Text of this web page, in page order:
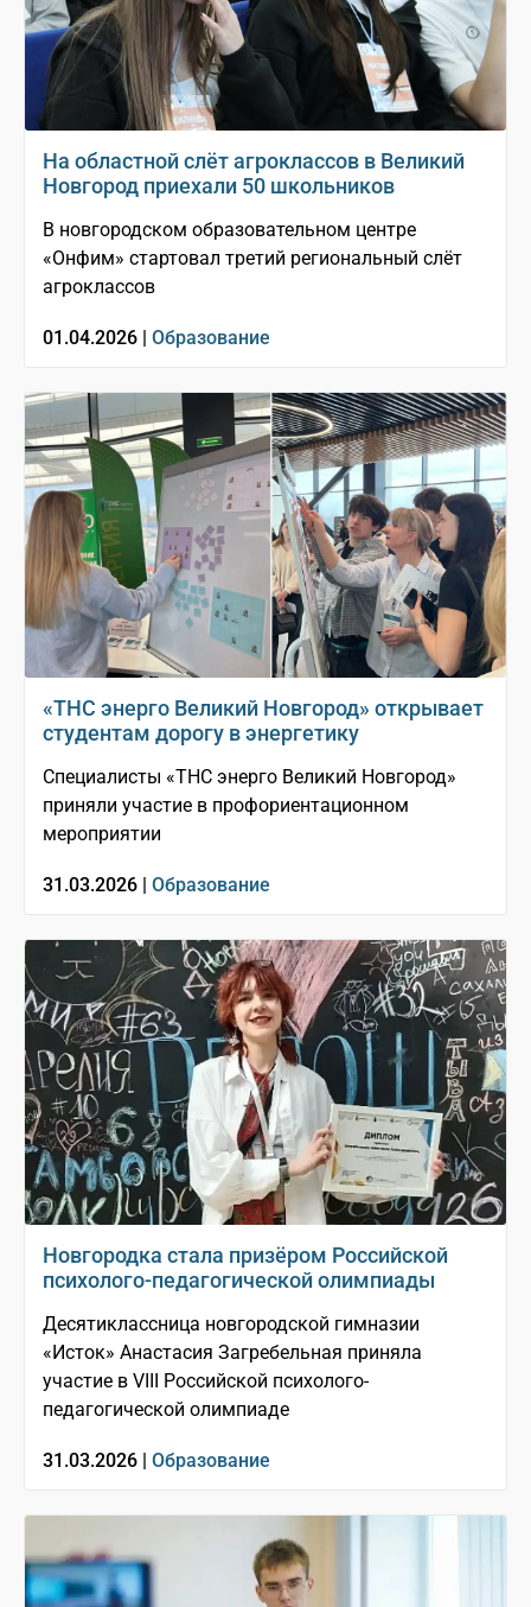
На областной слёт агроклассов в Великий
Новгород приехали 50 школьников
В новгородском образовательном центре
«Онфим» стартовал третий региональный слёт
агроклассов
01.04.2026 | Образование
«ТНС энерго Великий Новгород» открывает
студентам дорогу в энергетику
Специалисты «ТНС энерго Великий Новгород»
приняли участие в профориентационном
мероприятии
31.03.2026 | Образование
Новгородка стала призёром Российской
психолого-педагогической олимпиады
Десятиклассница новгородской гимназии
«Исток» Анастасия Загребельная приняла
участие в VIII Российской психолого-
педагогической олимпиаде
31.03.2026 | Образование